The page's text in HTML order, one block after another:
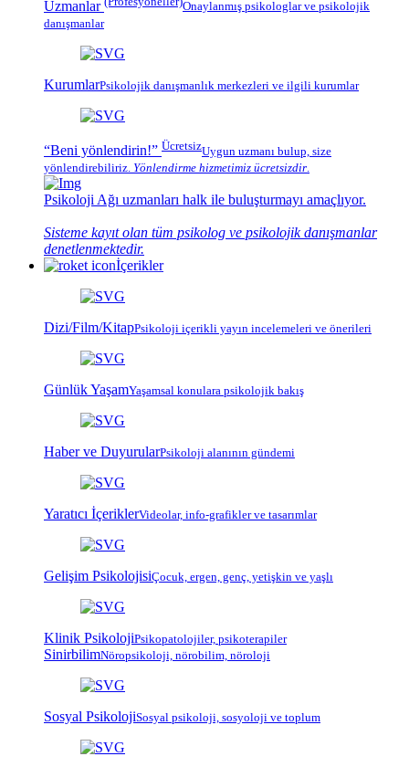
Uzmanlar Onaylanmış psikologlarve psikolojik
danışmanlar
KurumlarPsikolojik danışmanlık merkezleri ve ilgili kurumlar
“Beni yönlendirin!” ÜcretsizUygun uzmanı bulup, size
yönlendirebiliriz. Yönlendirme hizmetimiz ücretsizdir.
Psikoloji Ağı uzmanları halk ile buluşturmayı amaçlıyor.
Sisteme kayıt olan tüm psikolog ve psikolojik danışmanlar
denetlenmektedir.
İçerikler
Dizi/Film/KitapPsikoloji içerikli yayın incelemeleri ve önerileri
Günlük YaşamYaşamsal konulara psikolojik bakış
Haber ve DuyurularPsikoloji alanının gündemi
Yaratıcı İçeriklerVideolar, info-grafikler ve tasarımlar
Gelişim PsikolojisiÇocuk, ergen, genç, yetişkin ve yaşlı
Klinik PsikolojiPsikopatolojiler, psikoterapiler
SinirbilimNöropsikoloji, nörobilim, nöroloji
Sosyal PsikolojiSosyal psikoloji, sosyoloji ve toplum